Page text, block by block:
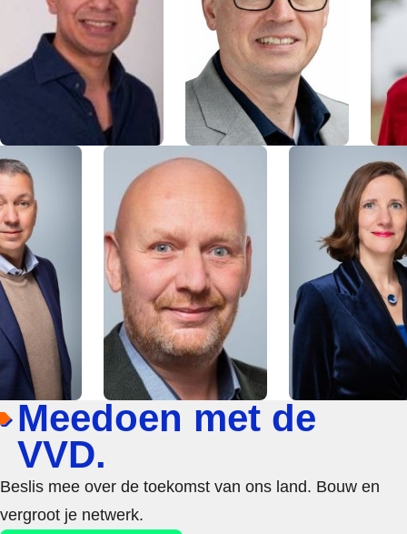
Meedoen met de
VVD.
Beslis mee over de toekomst van ons land. Bouw en
vergroot je netwerk.